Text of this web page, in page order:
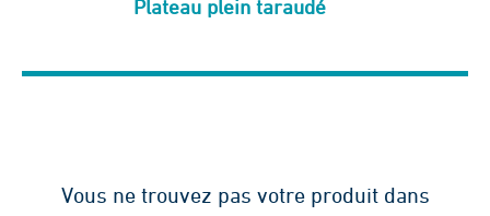
Plateau plein taraudé
Vous ne trouvez pas votre produit dans